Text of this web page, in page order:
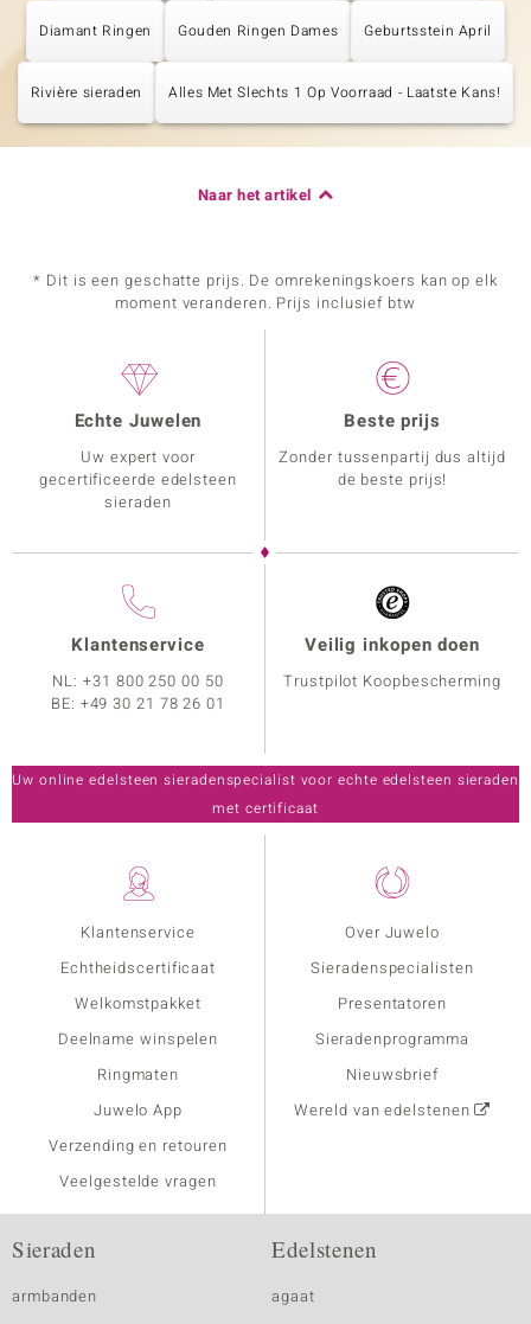
Diamant Ringen Gouden Ringen Dames Geburtsstein April
Rivière sieraden Alles Met Slechts 1 Op Voorraad - Laatste Kans!
Naar het artikel
* Dit is een geschatte prijs. De omrekeningskoers kan op elk
moment veranderen. Prijs inclusief btw
Klantenservice
Echtheidscertificaat
Welkomstpakket
Deelname winspelen
Ringmaten
Juwelo App
Verzending en retouren
Veelgestelde vragen
Over Juwelo
Sieradenspecialisten
Presentatoren
Sieradenprogramma
Nieuwsbrief
Wereld van edelstenen
Echte Juwelen
Uw expert voor
gecertificeerde edelsteen
sieraden
Beste prijs
Zonder tussenpartij dus altijd
de beste prijs!
Klantenservice
NL:+31 800 250 00 50
BE: +49 30 21 78 26 01
Veilig inkopen doen
Trustpilot Koopbescherming
Uw online edelsteen sieradenspecialist voor echte edelsteen sieraden
met certificaat
Sieraden
armbanden
Edelstenen
agaat